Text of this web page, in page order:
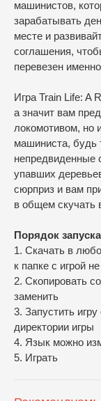
машинистов,
зарабатывать
месте и
соглашения,
перевезен
Игра Train Life: A
а значит вам
локомотивом, но
машиниста, будь
непредвиденные
упавших
сюрприз и вам
в общем скучать
Порядок
1. Скачать в
к папке с игрой
2. Скопировать
заменить
3. Запустить
директории игры
4. Язык можно
5. Играть